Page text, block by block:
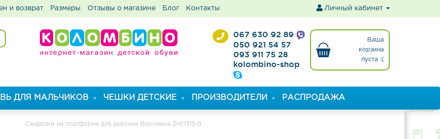
и возврат Размеры Отзывы о магазине Блог Контакты Личный кабинет
067 630 92 89
050 921 54 57
093 911 75 28
kolombino-shop
Ваша
корзина
пуста :(
ДЛЯ МАЛЬЧИКОВ ЧЕШКИ ДЕТСКИЕ ПРОИЗВОДИТЕЛИ РАСПРОДАЖА
Сандалии на платформе для девочки Вероника ZH17315-11